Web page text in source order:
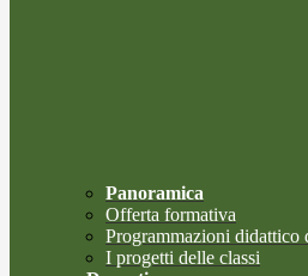
Panoramica
Offerta formativa
Programmazioni didattico
I progetti delle classi